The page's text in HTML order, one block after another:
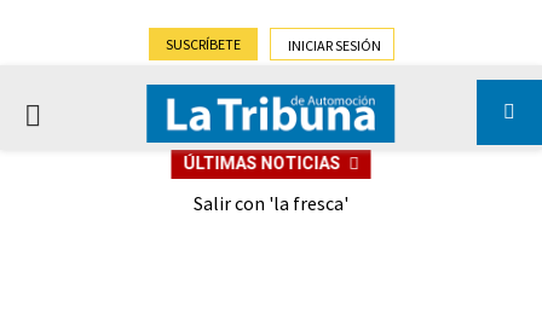
SUSCRÍBETE INICIAR SESIÓN
PRIMARY
ÚLTIMAS NOTICIAS
Salir con 'la fresca'